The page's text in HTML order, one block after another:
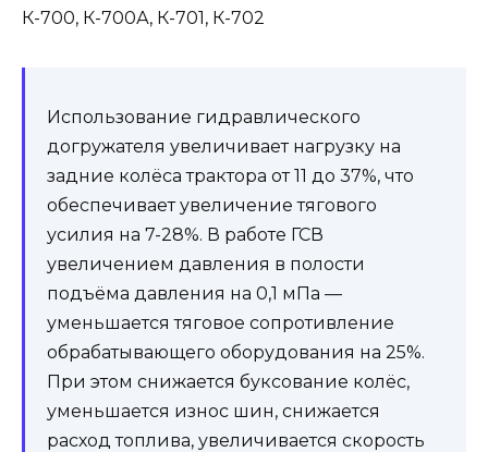
Использование гидравлического
догружателя увеличивает нагрузку на
задние колёса трактора от 11 до 37%, что
обеспечивает увеличение тягового
усилия на 7-28%. В работе ГСВ
увеличением давления в полости
подъёма давления на 0,1 мПа —
уменьшается тяговое сопротивление
обрабатывающего оборудования на 25%.
При этом снижается буксование колёс,
уменьшается износ шин, снижается
расход топлива, увеличивается скорость